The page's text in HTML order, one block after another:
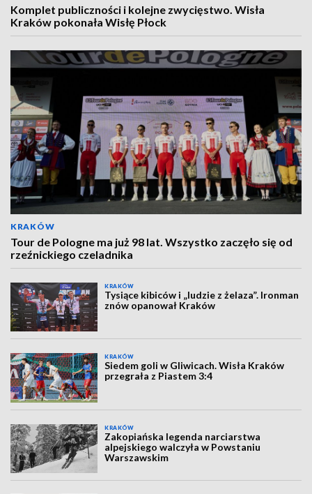
Komplet publiczności i kolejne zwycięstwo. Wisła
Kraków pokonała Wisłę Płock
KRAKÓW
Tour de Pologne ma już 98 lat. Wszystko zaczęło się od
rzeźnickiego czeladnika
KRAKÓW
Tysiące kibiców i „ludzie z żelaza”. Ironman
znów opanował Kraków
KRAKÓW
Siedem goli w Gliwicach. Wisła Kraków
przegrała z Piastem 3:4
KRAKÓW
Zakopiańska legenda narciarstwa
alpejskiego walczyła w Powstaniu
Warszawskim